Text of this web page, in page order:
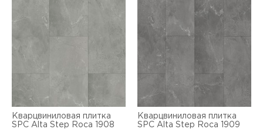
Кварцвиниловая плитка
SPC Alta Step Roca 1908
Кварцвиниловая плитка
SPC Alta Step Roca 1909